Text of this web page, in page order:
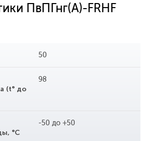
ПвПГнг(A)-FRHF
50
(t° до
98
°С
-50 до +50